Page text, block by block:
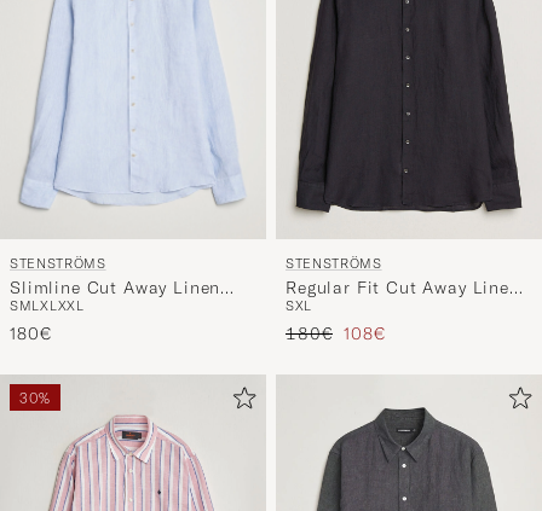
STENSTRÖMS
Slimline Cut Away Linen
Shirt Light Blue
SMLXLXXL
180€
STENSTRÖMS
Regular Fit Cut Away Linen
Shirt Black
SXL
Regulärer Preis
180€ Reduzierter Preis
108€
30%